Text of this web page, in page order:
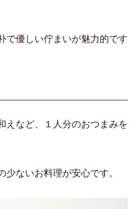
で優しい佇まいが魅力的です
えなど、１人分のおつまみを
ないお料理が安心です。